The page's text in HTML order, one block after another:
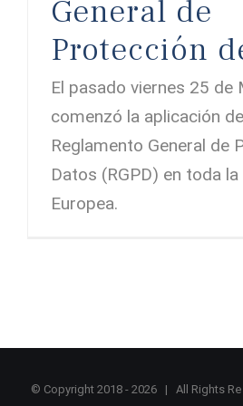
General de
Protección
El pasado viernes 25 de
comenzó la aplicación
Reglamento General de
Datos (RGPD) en toda la
Europea.
© Copyright 2018 - 2026 | All Rights